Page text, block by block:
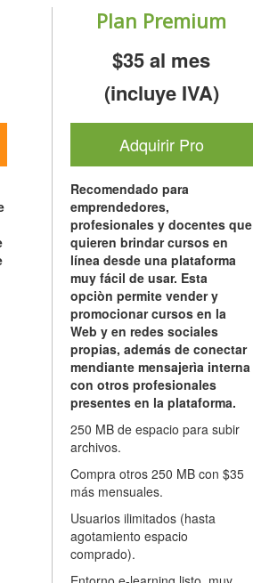
Plan Premium
$35al mes
(incluye IVA)
Adquirir Pro
Recomendado para
emprendedores,
profesionales y docentes que
quieren brindar cursos en
línea desde una plataforma
muy fácil de usar. Esta
opciòn permite vender y
promocionar cursos en la
Web y en redes sociales
propias, además de conectar
mendiante mensajerìa interna
con otros profesionales
presentes en la plataforma.
250 MB de espacio para subir
archivos.
Compra otros 250 MB con $35
más mensuales.
Usuarios ilimitados (hasta
agotamiento espacio
comprado).